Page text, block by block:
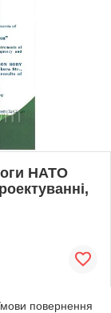
НАТО
повернення